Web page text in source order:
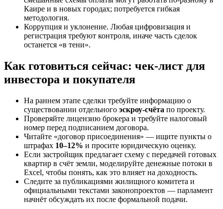
Каире и в новых городах; потребуется гибкая
методология.
Коррупция и уклонение. Любая цифровизация и
регистрация требуют контроля, иначе часть сделок
останется «в тени».
Как готовиться сейчас: чек-лист для
инвестора и покупателя
На раннем этапе сделки требуйте информацию о
существовании отдельного эскроу-счёта по проекту.
Проверяйте лицензию брокера и требуйте налоговый
номер перед подписанием договора.
Читайте «договор присоединения» — ищите пункты о
штрафах 10–12% и просите юридическую оценку.
Если застройщик предлагает схему с передачей готовых
квартир в счёт земли, моделируйте денежные потоки в
Excel, чтобы понять, как это влияет на доходность.
Следите за публикациями жилищного комитета и
официальными текстами законопроектов — парламент
начнёт обсуждать их после формальной подачи.